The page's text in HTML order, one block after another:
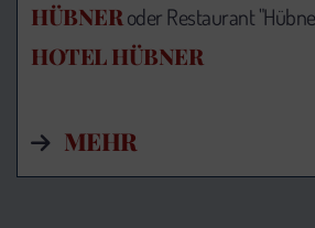
HÜBNERoder Restaurant
HOTEL HÜBNER
MEHR